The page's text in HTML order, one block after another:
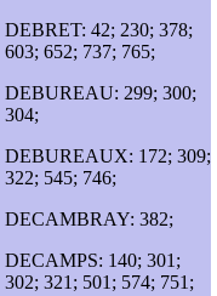
DEBRET: 42; 230; 378;
603; 652; 737; 765;
DEBUREAU: 299; 300;
304;
DEBUREAUX: 172; 309;
322; 545; 746;
DECAMBRAY: 382;
DECAMPS: 140; 301;
302; 321; 501; 574; 751;